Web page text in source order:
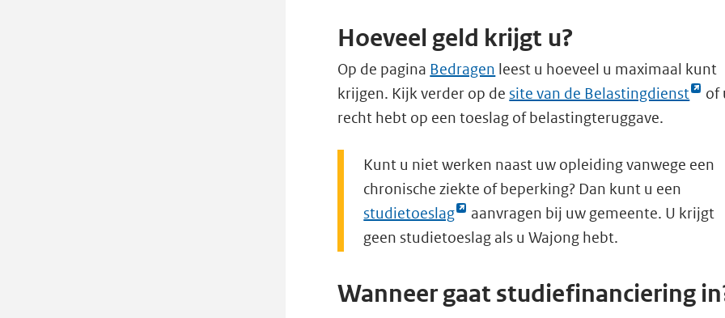
Hoeveel geld krijgt u?
Op de pagina Bedragen leest u hoeveel u maximaal kunt
krijgen. Kijk verder op desite van de Belastingdienst
Link
opent
pagina
in
een
nieuw
of
recht hebt op een toeslag of belastingteruggave.
Kunt u niet werken naast uw opleiding vanwege een
chronische ziekte of beperking? Dan kunt u een
studietoeslag
Link
opent
pagina
aanvragen bij uw gemeente. U krijgt
geen studietoeslag als u Wajong hebt.
Wanneer gaat studiefinanciering